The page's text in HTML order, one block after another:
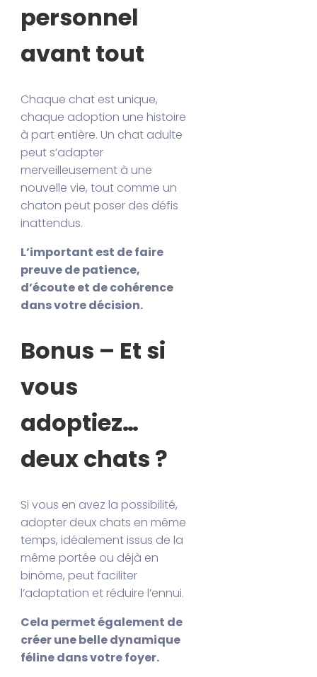
personnel
avant tout
Chaque chat est unique,
chaque adoption une histoire
à part entière. Un chat adulte
peut s’adapter
merveilleusement à une
nouvelle vie, tout comme un
chaton peut poser des défis
inattendus.
L’important est de faire
preuve de patience,
d’écoute et de cohérence
dans votre décision.
Bonus – Et si
vous
adoptiez…
deux chats ?
Si vous en avez la possibilité,
adopter deux chats en même
temps, idéalement issus de la
même portée ou déjà en
binôme, peut faciliter
l’adaptation et réduire l’ennui.
Cela permet également de
créer une belle dynamique
féline dans votre foyer.